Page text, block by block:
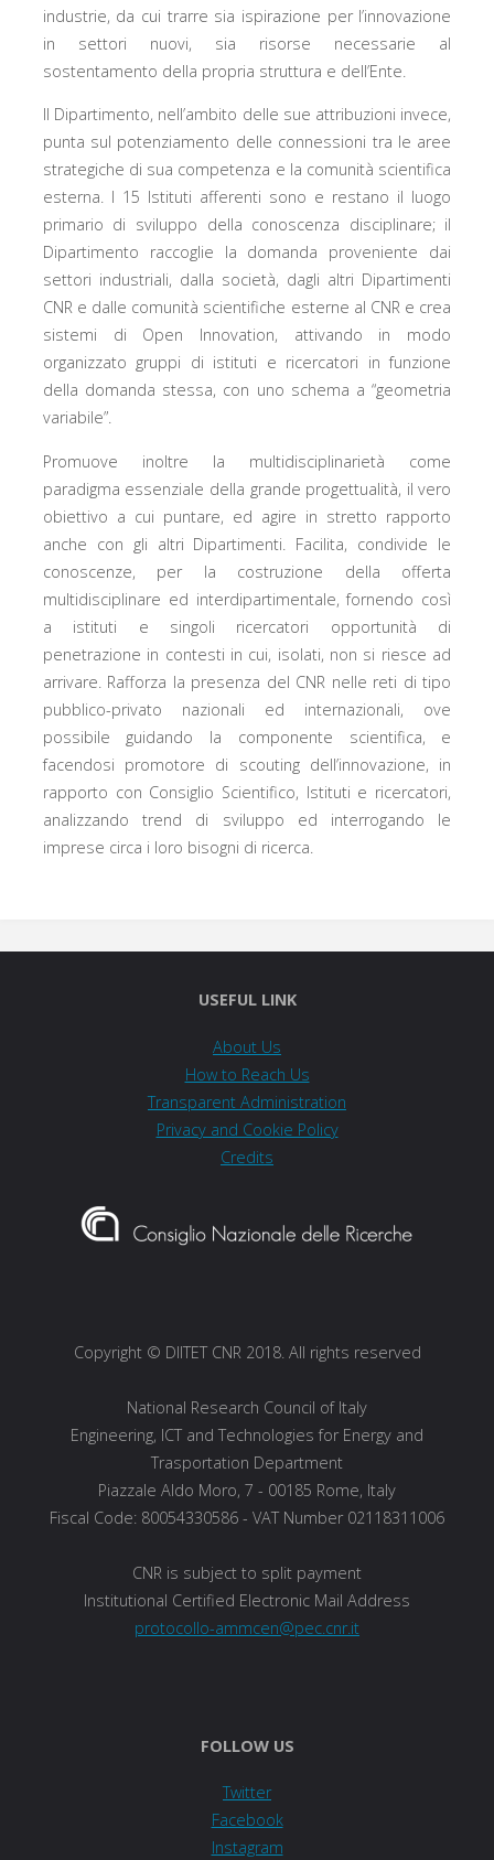
industrie, da cui trarre sia ispirazione per l’innovazione
in settori nuovi, sia risorse necessarie al
sostentamento della propria struttura e dell’Ente.
Il Dipartimento, nell’ambito delle sue attribuzioni invece,
punta sul potenziamento delle connessioni tra le aree
strategiche di sua competenza e la comunità scientifica
esterna. I 15 Istituti afferenti sono e restano il luogo
primario di sviluppo della conoscenza disciplinare; il
Dipartimento raccoglie la domanda proveniente dai
settori industriali, dalla società, dagli altri Dipartimenti
CNR e dalle comunità scientifiche esterne al CNR e crea
sistemi di Open Innovation, attivando in modo
organizzato gruppi di istituti e ricercatori in funzione
della domanda stessa, con uno schema a “geometria
variabile”.
Promuove inoltre la multidisciplinarietà come
paradigma essenziale della grande progettualità, il vero
obiettivo a cui puntare, ed agire in stretto rapporto
anche con gli altri Dipartimenti. Facilita, condivide le
conoscenze, per la costruzione della offerta
multidisciplinare ed interdipartimentale, fornendo così
a istituti e singoli ricercatori opportunità di
penetrazione in contesti in cui, isolati, non si riesce ad
arrivare. Rafforza la presenza del CNR nelle reti di tipo
pubblico-privato nazionali ed internazionali, ove
possibile guidando la componente scientifica, e
facendosi promotore di scouting dell’innovazione, in
rapporto con Consiglio Scientifico, Istituti e ricercatori,
analizzando trend di sviluppo ed interrogando le
imprese circa i loro bisogni di ricerca.
USEFUL LINK
About Us
How to Reach Us
Transparent Administration
Privacy and Cookie Policy
Credits
Copyright © DIITET CNR 2018. All rights reserved
National Research Council of Italy
Engineering, ICT and Technologies for Energy and
Trasportation Department
Piazzale Aldo Moro, 7 - 00185 Rome, Italy
Fiscal Code: 80054330586 - VAT Number 02118311006
CNR is subject to split payment
Institutional Certified Electronic Mail Address
protocollo-ammcen@pec.cnr.it
FOLLOW US
Twitter
Facebook
Instagram